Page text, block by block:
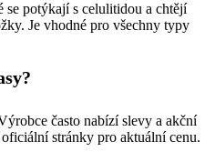
se potýkají s celulitidou a chtějí
Je vhodné pro všechny typy
často nabízí slevy a akční
stránky pro aktuální cenu.